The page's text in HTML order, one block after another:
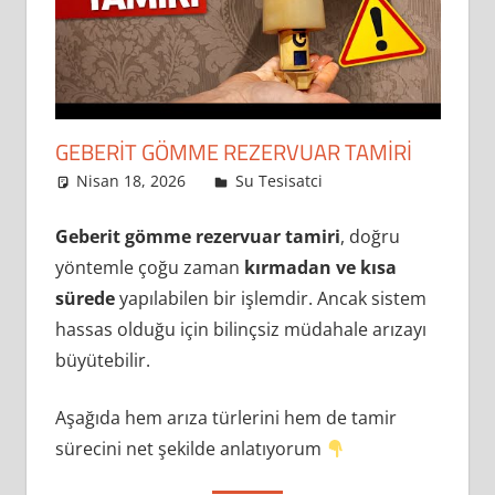
rezervuar
onarımı
sifon
problemler
arasında
almaktadır.
sorunlar
hem
GEBERIT GÖMME REZERVUAR TAMIRI
Nisan 18, 2026 admin
Su Tesisatci
Geberit gömme rezervuar tamiri, doğru
yöntemle çoğu zaman kırmadan ve kısa
süredeyapılabilen bir işlemdir. Ancak sistem
hassas olduğu için bilinçsiz müdahale arızayı
büyütebilir.
Aşağıda hem arıza türlerini hem de tamir
sürecini net şekilde anlatıyorum